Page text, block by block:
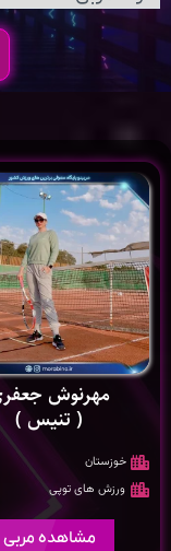
مهرنوش
( تنیس )
خوزستان
ورزش های توپی
مشاهده مربی